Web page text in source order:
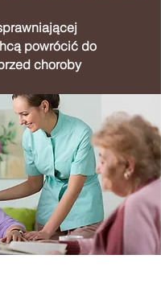
powrócić do
choroby